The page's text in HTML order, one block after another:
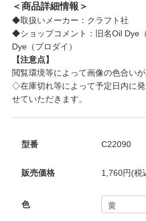
＜商品詳細情報＞
◆取扱いメーカー：クラフト社
◆ショップコメント：旧名Oil Dye
Dye（プロダイ）
【注意点】
閲覧環境等によって画像の色合い
◇在庫切れ等によって予定日内に
せていただきます。
型番 C22090
販売価格 1,760円(税
色